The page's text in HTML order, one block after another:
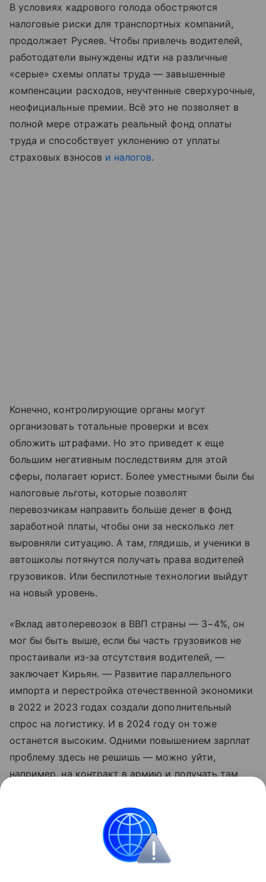
В условиях кадрового голода обостряются
налоговые риски для транспортных компаний,
продолжает Русяев. Чтобы привлечь водителей,
работодатели вынуждены идти на различные
«серые» схемы оплаты труда — завышенные
компенсации расходов, неучтенные сверхурочные,
неофициальные премии. Всё это не позволяет в
полной мере отражать реальный фонд оплаты
труда и способствует уклонению от уплаты
страховых взносов и налогов.
Конечно, контролирующие органы могут
организовать тотальные проверки и всех
обложить штрафами. Но это приведет к еще
большим негативным последствиям для этой
сферы, полагает юрист. Более уместными были бы
налоговые льготы, которые позволят
перевозчикам направить больше денег в фонд
заработной платы, чтобы они за несколько лет
выровняли ситуацию. А там, глядишь, и ученики в
автошколы потянутся получать права водителей
грузовиков. Или беспилотные технологии выйдут
на новый уровень.
«Вклад автоперевозок в ВВП страны — 3−4%, он
мог бы быть выше, если бы часть грузовиков не
простаивали из-за отсутствия водителей, —
заключает Кирьян. — Развитие параллельного
импорта и перестройка отечественной экономики
в 2022 и 2023 годах создали дополнительный
спрос на логистику. И в 2024 году он тоже
останется высоким. Одними повышением зарплат
проблему здесь не решишь — можно уйти,
например, на контракт в армию и получать там
грузовика. Надо что-то придумывать».